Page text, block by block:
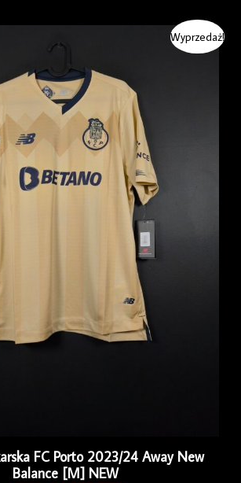
Wyprzedaż!
FC Porto 2023/24 Away New
Balance [M] NEW
wynosiła:
279.99 zł. 249.99 zł.